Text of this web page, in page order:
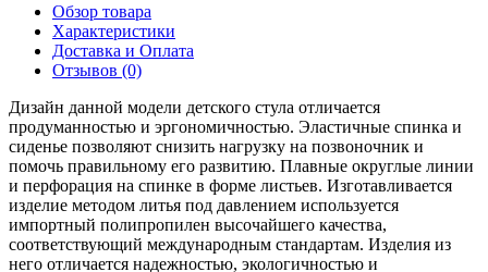
Обзор товара
Характеристики
Доставка и Оплата
Отзывов (0)
Дизайн данной модели детского стула отличается
продуманностью и эргономичностью. Эластичные спинка и
сиденье позволяют снизить нагрузку на позвоночник и
помочь правильному его развитию. Плавные округлые линии
и перфорация на спинке в форме листьев. Изготавливается
изделие методом литья под давлением используется
импортный полипропилен высочайшего качества,
соответствующий международным стандартам. Изделия из
него отличается надежностью, экологичностью и